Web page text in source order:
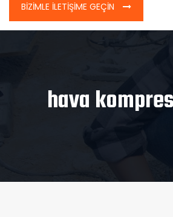
BİZİMLE İLETİŞİME GEÇİN
hava